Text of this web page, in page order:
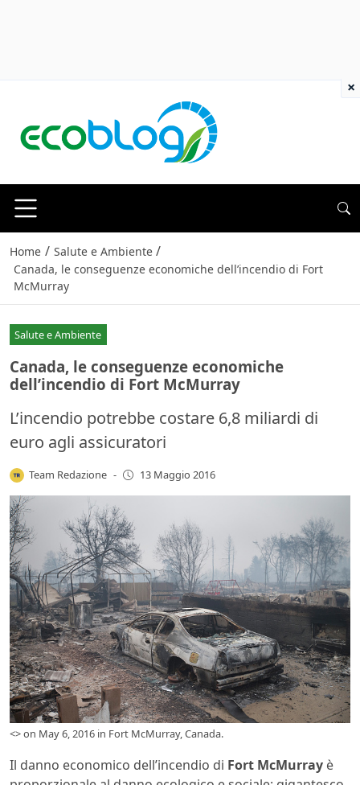
Home / Salute e Ambiente /
Canada, le conseguenze economiche dell’incendio di Fort
McMurray
Salute e Ambiente
Canada, le conseguenze economiche
dell’incendio di Fort McMurray
L’incendio potrebbe costare 6,8 miliardi di
euro agli assicuratori
Team Redazione - 13 Maggio 2016
<> on May 6, 2016 in Fort McMurray, Canada.
Il danno economico dell’incendio di Fort McMurray è
×